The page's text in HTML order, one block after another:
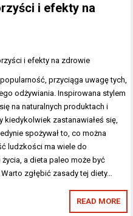
i efekty na
przyciąga uwagę tych,
odżywiania. Inspirowana stylem
na naturalnych produktach i
kiedykolwiek zastanawiałeś się,
spożywał to, co można
ludzkości ma wiele do
a dieta paleo może być
zgłębić zasady tej diety…
READ MORE